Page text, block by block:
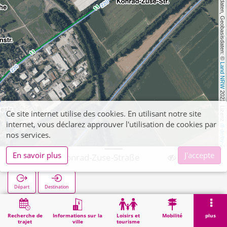
, Kartendaten, Geobasisdaten: ©
Land NRW
2021, Lizenz
dl-de/by-2-0
Recherche de
trajet
Informations sur la
ville
Loisirs et
tourisme
Mobilité plus
Hoengen Konrad-Zuse-Straße
Départ Destination
Démarrage Hoengen Konrad-Zuse-Straße
Ce site internet utilise des cookies. En utilisant notre site
internet, vous déclarez approuver l'utilisation de cookies par
nos services.
En savoir plus
J'accepte